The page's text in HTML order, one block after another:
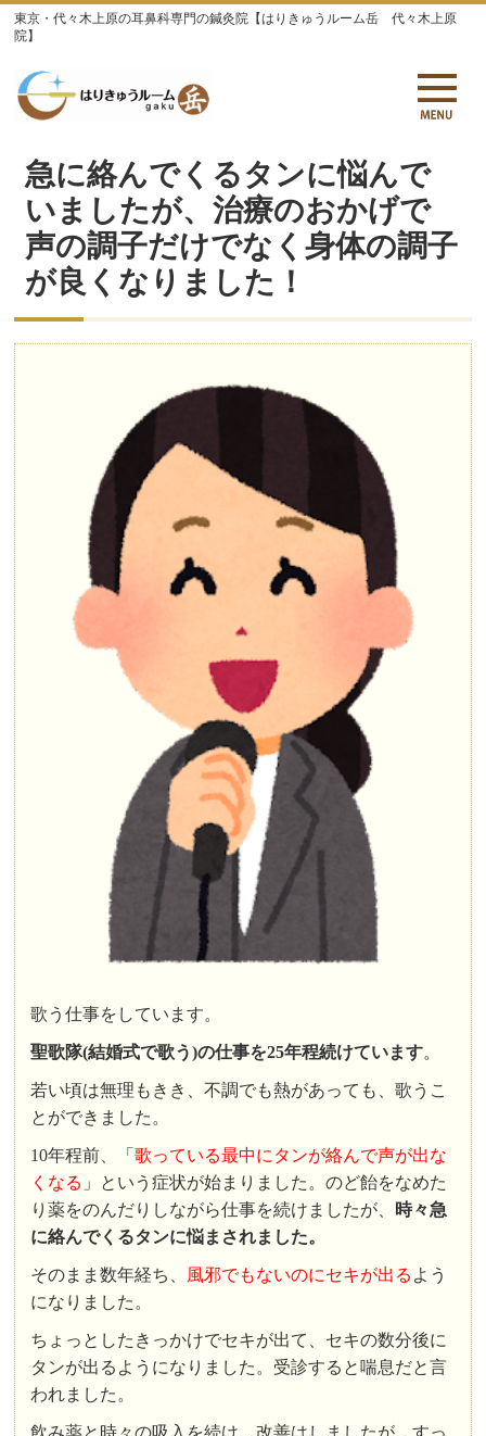
東京・代々木上原の耳鼻科専門の鍼灸院【はりきゅうルーム岳 代々木上原
院】
急に絡んでくるタンに悩んで
いましたが、治療のおかげで
声の調子だけでなく身体の調子
が良くなりました！
歌う仕事をしています。
聖歌隊(結婚式で歌う)の仕事を25年程続けています。
若い頃は無理もきき、不調でも熱があっても、歌うこ
とができました。
10年程前、「歌っている最中にタンが絡んで声が出な
くなる 」という症状が始まりました。のど飴をなめた
り薬をのんだりしながら仕事を続けましたが、 時々急
に絡んでくるタンに悩まされました。
そのまま数年経ち、 風邪でもないのにセキが出る よう
になりました。
ちょっとしたきっかけでセキが出て、セキの数分後に
タンが出るようになりました。受診すると喘息だと言
われました。